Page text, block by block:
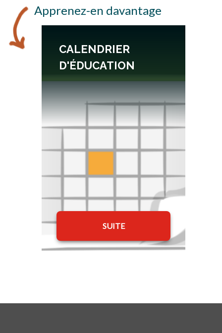
Apprenez-en davantage
CALENDRIER
D'ÉDUCATION
SUITE